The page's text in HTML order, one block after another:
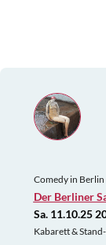
Comedy in Berlin
Der Berliner
Sa. 11.10.25
Kabarett &